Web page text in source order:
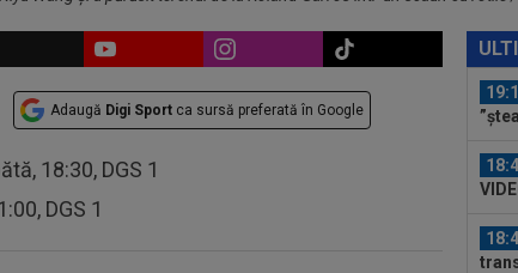
Adaugă Digi Sport ca sursă preferată în Google
18:30, DGS 1
DGS 1